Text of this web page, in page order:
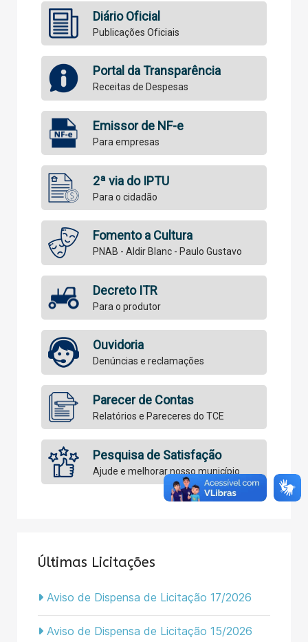
Diário Oficial
Publicações Oficiais
Portal da Transparência
Receitas de Despesas
Emissor de NF-e
Para empresas
2ª via do IPTU
Para o cidadão
Fomento a Cultura
PNAB - Aldir Blanc - Paulo Gustavo
Decreto ITR
Para o produtor
Ouvidoria
Denúncias e reclamações
Parecer de Contas
Relatórios e Pareceres do TCE
Pesquisa de Satisfação
Ajude e melhorar nosso município
Últimas Licitações
Aviso de Dispensa de Licitação 17/2026
Aviso de Dispensa de Licitação 15/2026